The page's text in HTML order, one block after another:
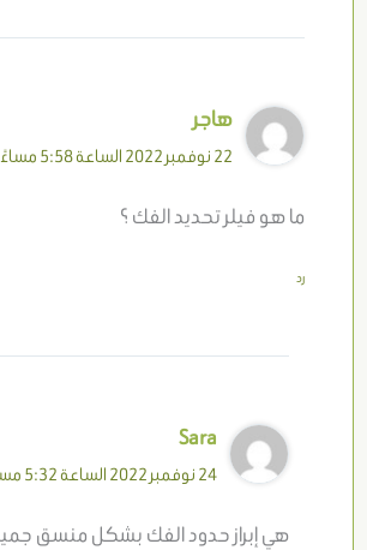
هاجر
22 نوفمبر 2022 الساعة 5:58 مساءً
ما هو فيلر تحديد الفك ؟
رد
Sara
24 نوفمبر 2022 الساعة 5:32 مساءً
هي إبراز حدود الفك بشكل منسق